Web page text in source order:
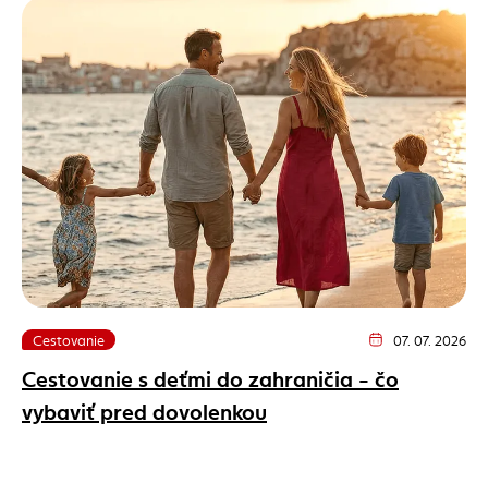
Cestovanie Dátum vydania
07. 07. 2026
Cestovanie s deťmi do zahraničia - čo
vybaviť pred dovolenkou